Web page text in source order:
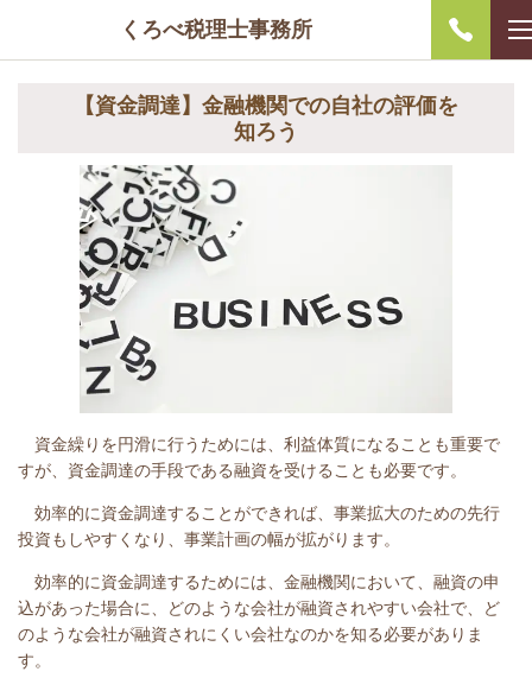
くろべ税理士事務所
【資金調達】金融機関での自社の評価を
知ろう
資金繰りを円滑に行うためには、利益体質になることも重要で
すが、資金調達の手段である融資を受けることも必要です。
効率的に資金調達することができれば、事業拡大のための先行
投資もしやすくなり、事業計画の幅が拡がります。
効率的に資金調達するためには、金融機関において、融資の申
込があった場合に、どのような会社が融資されやすい会社で、ど
のような会社が融資されにくい会社なのかを知る必要がありま
す。